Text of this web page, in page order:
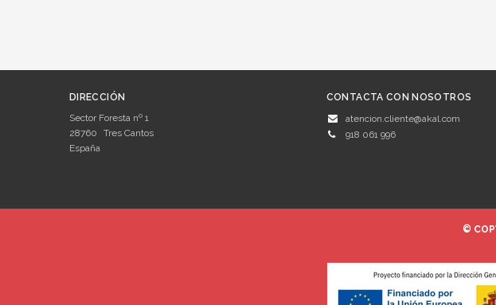
DIRECCIÓN
Sector Foresta nº 1
28760
Tres Cantos
España
CONTACTA CON NOSOTROS
atencion.cliente@akal.com
918 061 996
©